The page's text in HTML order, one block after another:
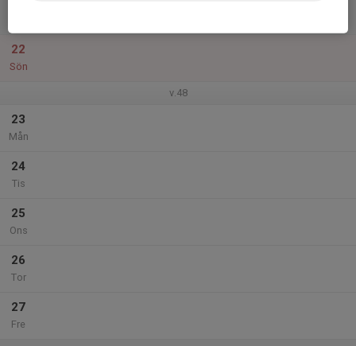
22
Sön
v.48
23
Mån
24
Tis
25
Ons
26
Tor
27
Fre